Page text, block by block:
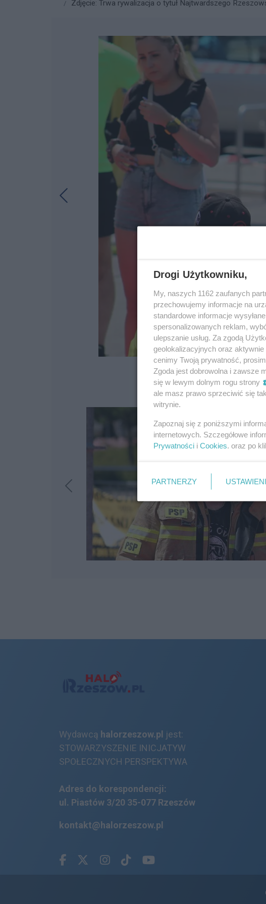
Zdjęcie: Trwa rywalizacja o tytuł Najtwardszego
Wydawcą halorzeszow.pl jest:
STOWARZYSZENIE INICJATYW
SPOŁECZNYCH PERSPEKTYWA
Adres do korespondencji:
ul. Piastów 3/20 35-077 Rzeszów
kontakt@halorzeszow.pl
Facebook.com
X.comInstagram.com
Tiktok.com
Youtube.com
Drogi Użytkowniku,
My, naszych 1162 zaufanych
przechowujemy informacje na
standardowe informacje
spersonalizowanych reklam,
ulepszanie usług. Za zgodą
geolokalizacyjnych oraz
cenimy Twoją prywatność,
Zgoda jest dobrowolna i zawsze
się w lewym dolnym rogu strony
ale masz prawo sprzeciwić się
witrynie.
Zapoznaj się z poniższymi
internetowych. Szczegółowe
Prywatności i Cookies. oraz po
PARTNERZY